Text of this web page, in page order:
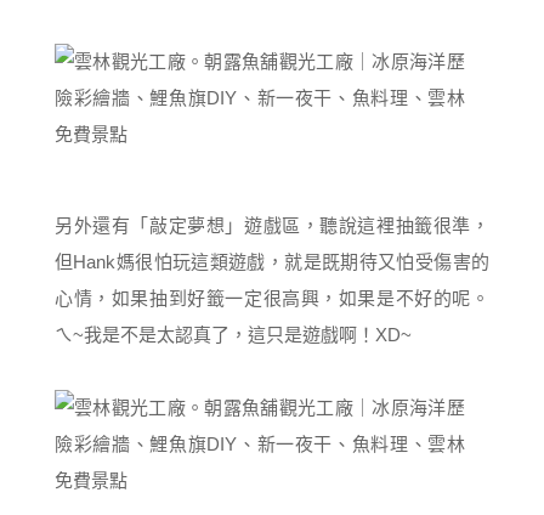
另外還有「敲定夢想」遊戲區，聽說這裡抽籤很準，
但Hank媽很怕玩這類遊戲，就是既期待又怕受傷害的
心情，如果抽到好籤一定很高興，如果是不好的呢。
ㄟ~我是不是太認真了，這只是遊戲啊！XD~